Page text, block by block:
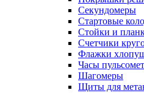
Секундомеры
Стартовые
Стойки и
Счетчики
Флажки
Часы
Шагомеры
Щиты для